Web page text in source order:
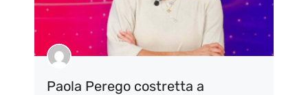
Paola Perego costretta a